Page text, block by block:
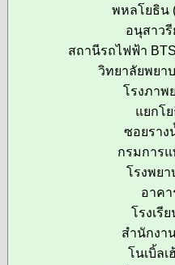
พหลโยธิน
อนุสาว
สถานีรถไฟฟ้า
วิทยาลัยพยา
โรงภาพ
แยกโ
ซอยราง
กรมการ
โรงพยา
อาค
โรงเรี
สำนักงา
โนเบิ้ล